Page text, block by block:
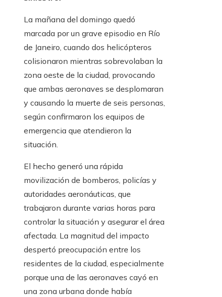
La mañana del domingo quedó
marcada por un grave episodio en Río
de Janeiro, cuando dos helicópteros
colisionaron mientras sobrevolaban la
zona oeste de la ciudad, provocando
que ambas aeronaves se desplomaran
y causando la muerte de seis personas,
según confirmaron los equipos de
emergencia que atendieron la
situación.
El hecho generó una rápida
movilización de bomberos, policías y
autoridades aeronáuticas, que
trabajaron durante varias horas para
controlar la situación y asegurar el área
afectada. La magnitud del impacto
despertó preocupación entre los
residentes de la ciudad, especialmente
porque una de las aeronaves cayó en
una zona urbana donde había